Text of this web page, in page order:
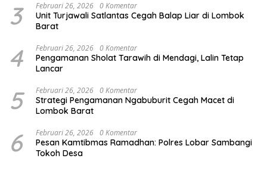
3 Februari 26, 2026 0 Komentar
Unit Turjawali Satlantas Cegah Balap Liar di Lombok
Barat
4 Februari 26, 2026 0 Komentar
Pengamanan Sholat Tarawih di Mendagi, Lalin Tetap
Lancar
5 Februari 26, 2026 0 Komentar
Strategi Pengamanan Ngabuburit Cegah Macet di
Lombok Barat
6 Februari 26, 2026 0 Komentar
Pesan Kamtibmas Ramadhan: Polres Lobar Sambangi
Tokoh Desa